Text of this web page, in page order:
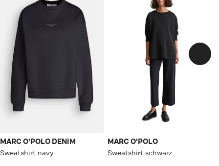
MARC O'POLO DENIM
Sweatshirt navy
MARC O'POLO
Sweatshirt schwarz